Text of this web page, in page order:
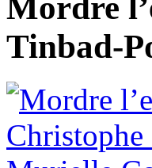
Mordre
Tinbad-